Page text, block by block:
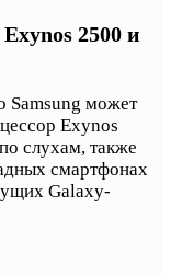
2500 и
Samsung может
Exynos
слухам, также
смартфонах
Galaxy-